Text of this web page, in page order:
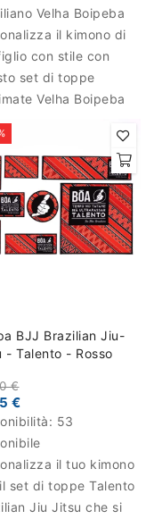
Velha Boipeba
il kimono di
con stile con
set di toppe
Velha Boipeba
BJJ Brazilian Jiu-
- Talento - Rosso
€
€
53
il tuo kimono
set di toppe Talento
Jiu Jitsu che si